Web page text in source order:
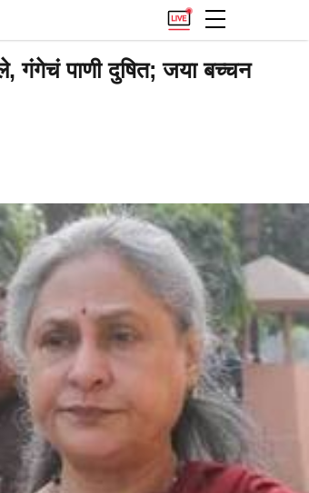
पाणी दुषित; जया बच्चन